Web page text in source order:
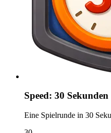
Speed: 30 Sekunden
Eine Spielrunde in 30